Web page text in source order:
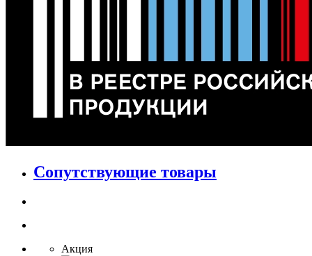
Сопутствующие товары
Акция